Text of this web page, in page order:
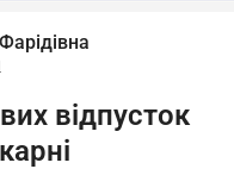
відпусток